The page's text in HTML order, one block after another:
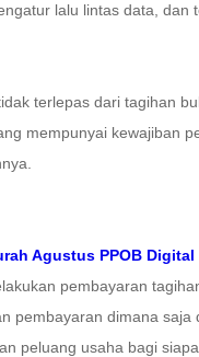
lalu lintas data,
terlepas dari tagihan
mempunyai kewajiban
Agustus PPOB Digital
pembayaran
pembayaran dimana
peluang usaha bagi